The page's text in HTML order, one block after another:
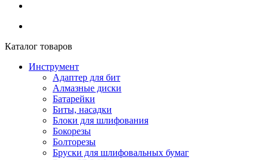
Каталог товаров
Инструмент
Адаптер для бит
Алмазные диски
Батарейки
Биты, насадки
Блоки для шлифования
Бокорезы
Болторезы
Бруски для шлифовальных бумаг